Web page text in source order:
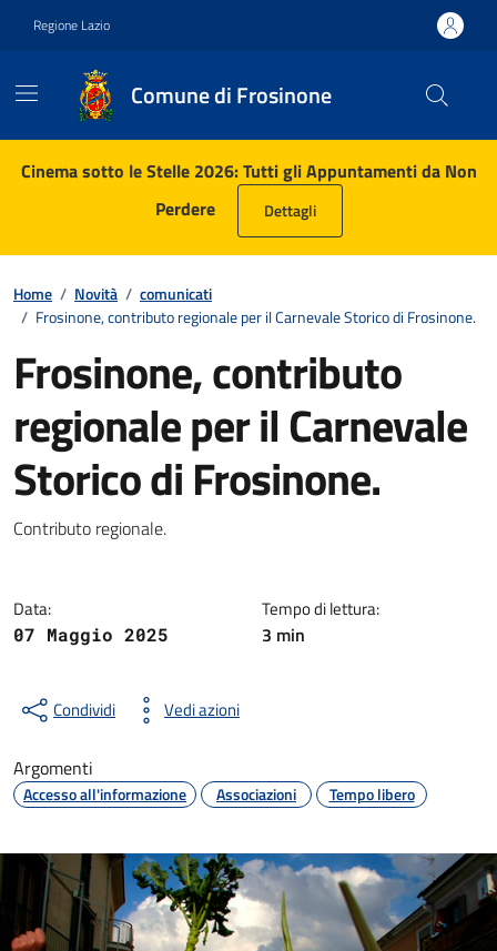
Regione Lazio
Comune di Frosinone
Contenuti in evidenza
Cinema sotto le Stelle 2026: Tutti gli Appuntamenti da Non
Perdere
Dettagli
Home / Novità / comunicati
/ Frosinone, contributo regionale per il Carnevale Storico di Frosinone.
Frosinone, contributo
regionale per il Carnevale
Storico di Frosinone.
Dettagli della notizia
Contributo regionale.
Data:
07 Maggio 2025
Tempo di lettura:
3 min
Condividi Vedi azioni
Argomenti
Accesso all'informazione Associazioni Tempo libero